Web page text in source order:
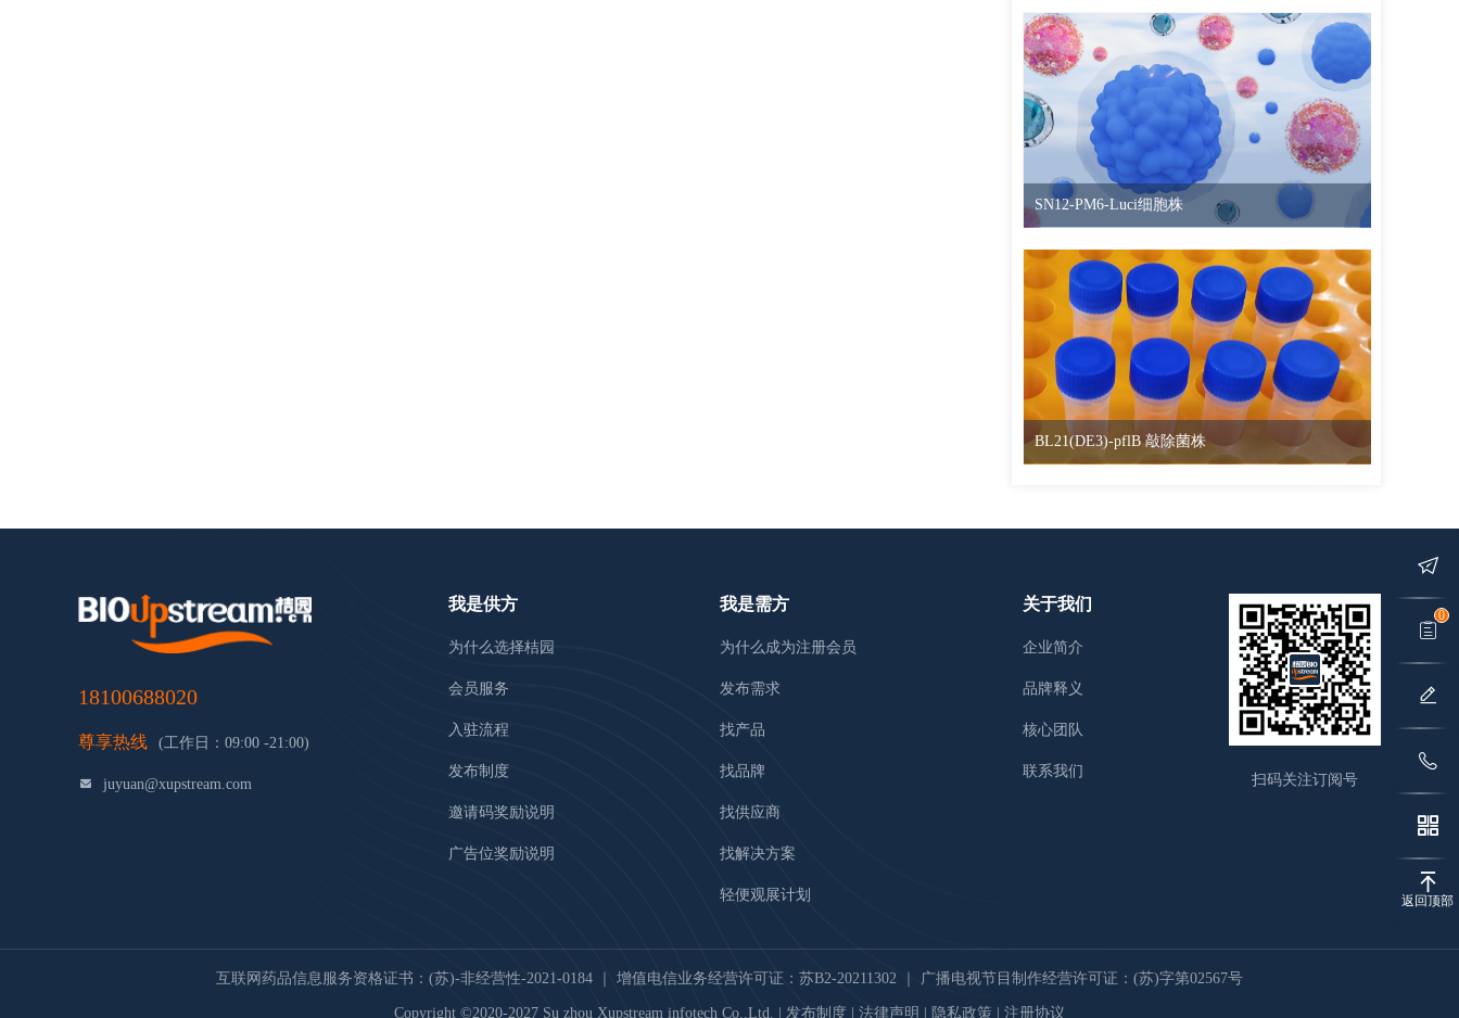
SN12-PM6-Luci细胞株
BL21(DE3)-pflB 敲除菌株
18100688020
尊享热线 (工作日：09:00 -21:00)
juyuan@xupstream.com
我是供方
为什么选择桔园
会员服务
入驻流程
发布制度
邀请码奖励说明
广告位奖励说明
我是需方
为什么成为注册会员
发布需求
找产品
找品牌
找供应商
找解决方案
轻便观展计划
关于我们
企业简介
品牌释义
核心团队
联系我们
扫码关注订阅号
互联网药品信息服务资格证书：(苏)-非经营性-2021-0184 增值电信业务经营许可证：苏B2-20211302 广播电视节目制作经营许可证：(苏)字第02567号
Copyright ©2020-2027 Su zhou Xupstream infotech Co.,Ltd. | 发布制度 法律声明 隐私政策 注册协议
0
返回顶部